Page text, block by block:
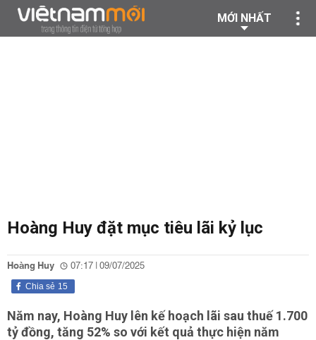
MỚI NHẤT
Hoàng Huy đặt mục tiêu lãi kỷ lục
Hoàng Huy 07:17 | 09/07/2025
15
Chia sẻ
Năm nay, Hoàng Huy lên kế hoạch lãi sau thuế 1.700
tỷ đồng, tăng 52% so với kết quả thực hiện năm